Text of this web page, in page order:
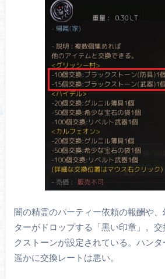
闇の精霊のパーティー依頼の報酬や
ターがドロップする「黒い印章」。
クストーンが設定されている。ハン
遥かに交換レートは悪い。